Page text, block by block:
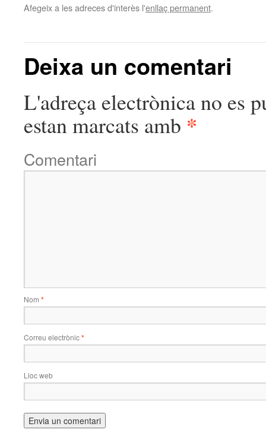
Afegeix a les adreces d'interès l'enllaç permanent.
Deixa un comentari
L'adreça electrònica no es
estan marcats amb *
Comentari
Nom *
Correu electrònic*
Lloc web